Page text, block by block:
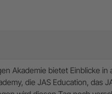
Akademie bietet Einblicke
die JAS Education, das